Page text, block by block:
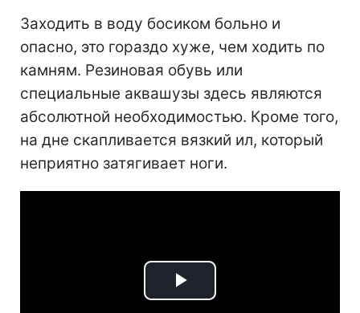
Заходить в воду босиком больно и
опасно, это гораздо хуже, чем ходить по
камням. Резиновая обувь или
специальные аквашузы здесь являются
абсолютной необходимостью. Кроме того,
на дне скапливается вязкий ил, который
неприятно затягивает ноги.
Play